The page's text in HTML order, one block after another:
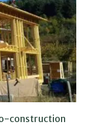
construction